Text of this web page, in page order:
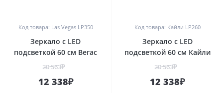
Код товара: Las Vegas LP350
Зеркало с LED
подсветкой 60 см Вегас
20 563₽
12 338₽
Код товара: Кайли LP260
Зеркало с LED
подсветкой 60 см Кайли
20 563₽
12 338₽